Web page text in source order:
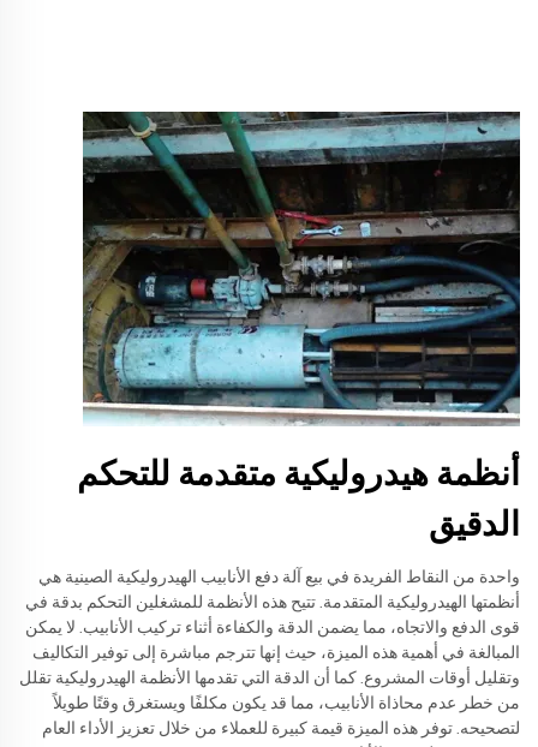
أنظمة هيدروليكية متقدمة للتحكم
الدقيق
واحدة من النقاط الفريدة في بيع آلة دفع الأنابيب الهيدروليكية الصينية هي
أنظمتها الهيدروليكية المتقدمة. تتيح هذه الأنظمة للمشغلين التحكم بدقة في
قوى الدفع والاتجاه، مما يضمن الدقة والكفاءة أثناء تركيب الأنابيب. لا يمكن
المبالغة في أهمية هذه الميزة، حيث إنها تترجم مباشرة إلى توفير التكاليف
وتقليل أوقات المشروع. كما أن الدقة التي تقدمها الأنظمة الهيدروليكية تقلل
من خطر عدم محاذاة الأنابيب، مما قد يكون مكلفًا ويستغرق وقتًا طويلاً
لتصحيحه. توفر هذه الميزة قيمة كبيرة للعملاء من خلال تعزيز الأداء العام